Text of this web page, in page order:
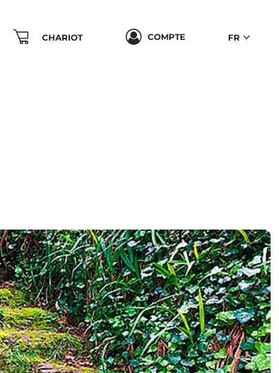
CHARIOT COMPTE FR